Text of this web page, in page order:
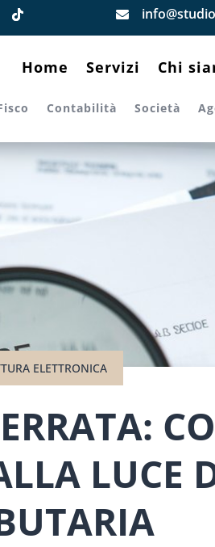

Home Servizi Chi
Contabilità Società
ELETTRONICA
LUCE